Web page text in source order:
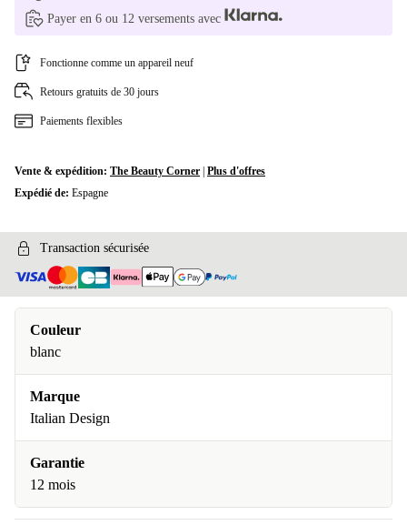
Payer en 6 ou 12 versements avec
Fonctionne comme un appareil neuf
Retours gratuits de 30 jours
Paiements flexibles
Vente & expédition: The Beauty Corner Plus d'offres
Expédié de: Espagne
Transaction sécurisée
Couleur
blanc
Marque
Italian Design
Garantie
12 mois